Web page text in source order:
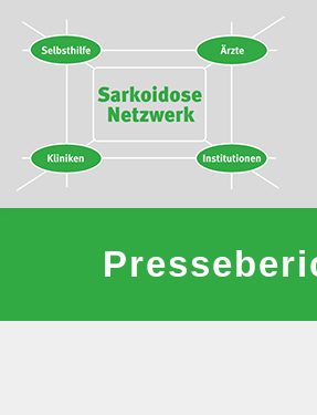
Zum
Inhalt
Home
Was ist Sarkoidose?